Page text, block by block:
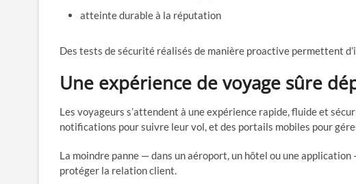
atteinte durable à la réputation
Des tests de sécurité réalisés de manière proactive permettent
Une expérience de voyage sûre
Les voyageurs s’attendent à une expérience rapide, fluide et
notifications pour suivre leur vol, et des portails mobiles pour
La moindre panne — dans un aéroport, un hôtel ou une
protéger la relation client.